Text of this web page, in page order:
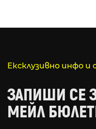
Ексклузивно инфо и
ЗАПИШИ СЕ
МЕЙЛ